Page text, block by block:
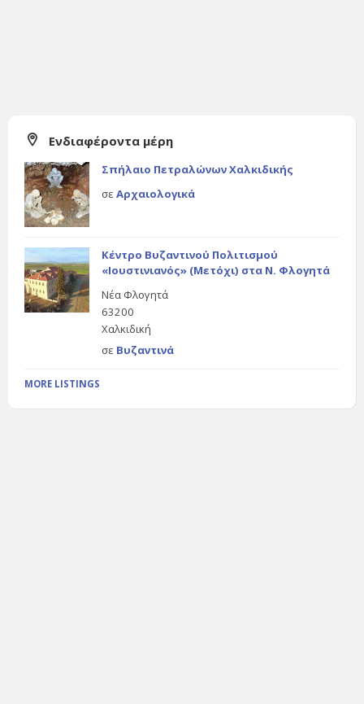
Ενδιαφέροντα μέρη
Σπήλαιο Πετραλώνων Χαλκιδικής
σε Αρχαιολογικά
Κέντρο Βυζαντινού Πολιτισμού
«Ιουστινιανός» (Μετόχι) στα Ν. Φλογητά
Νέα Φλογητά
63200
Χαλκιδική
σε Βυζαντινά
MORE LISTINGS